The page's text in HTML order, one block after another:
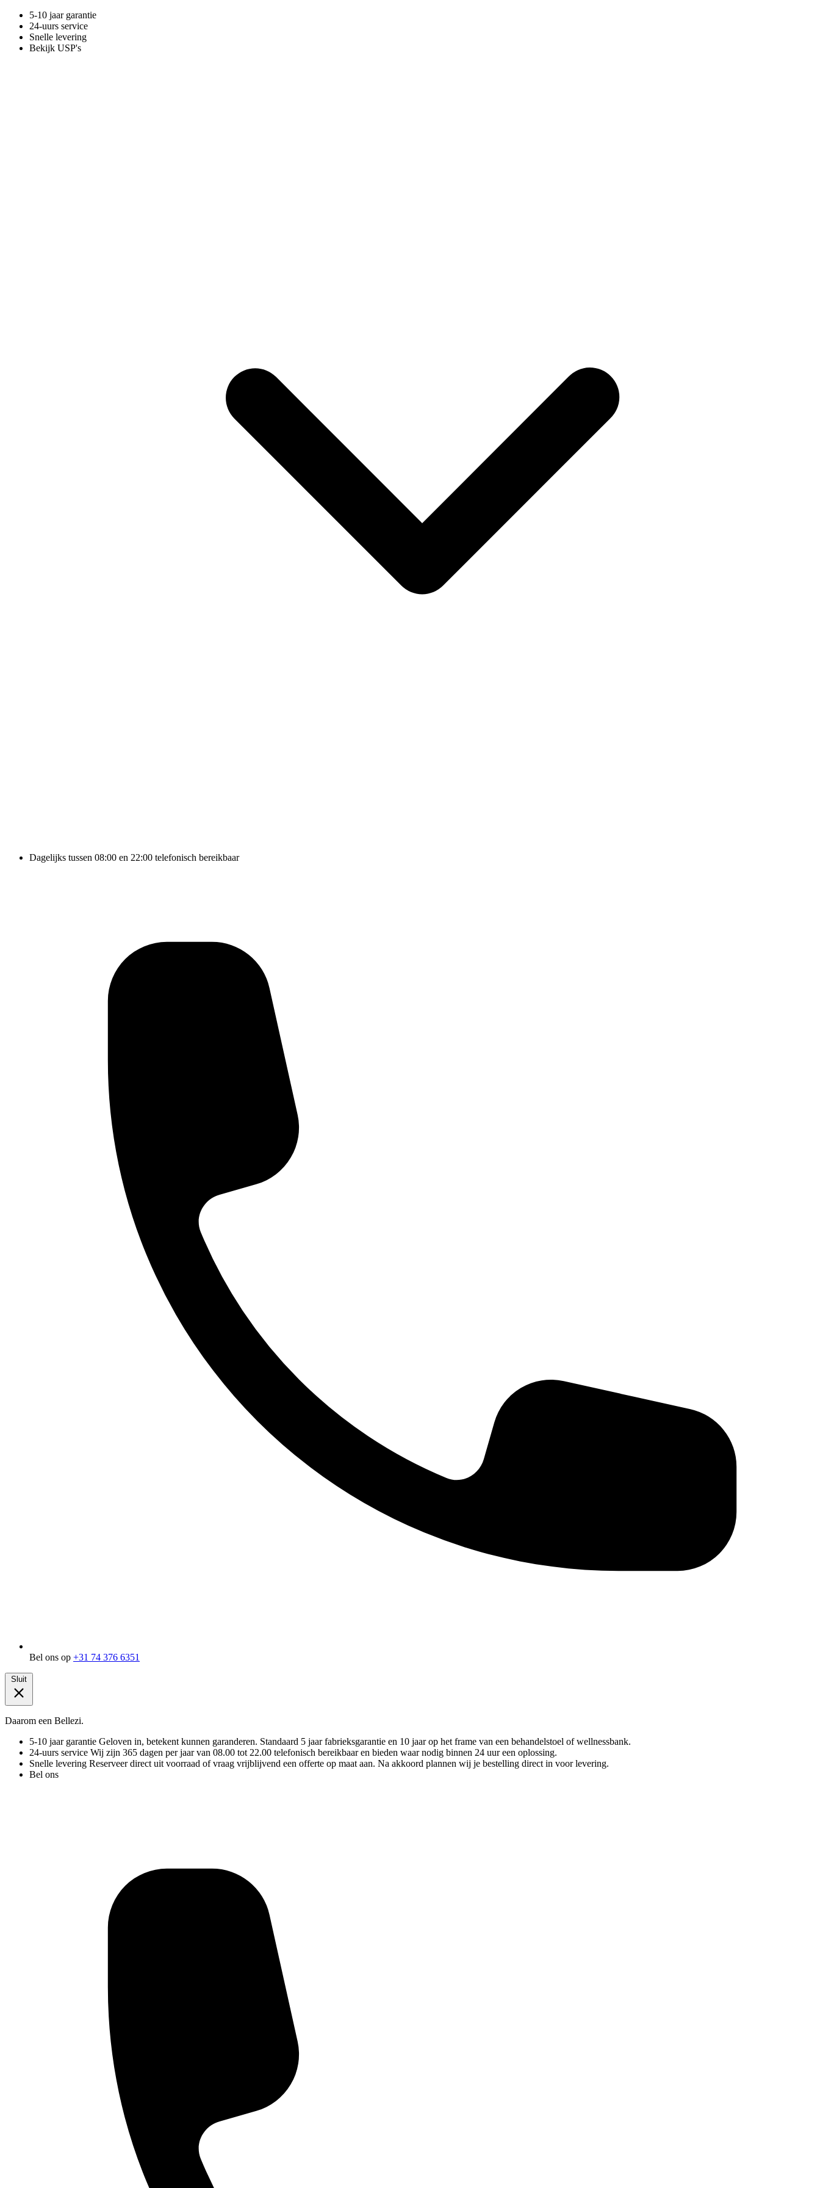
5-10 jaar garantie
24-uurs service
Snelle levering
Bekijk USP's
Dagelijks tussen 08:00 en 22:00 telefonisch bereikbaar
Bel ons op +31 74 376 6351
Sluit
Daarom een Bellezi.
5-10 jaar garantie Geloven in, betekent kunnen garanderen. Standaard 5 jaar fabrieksgarantie en 10 jaar op het frame van een behandelstoel of wellnessbank.
24-uurs service Wij zijn 365 dagen per jaar van 08.00 tot 22.00 telefonisch bereikbaar en bieden waar nodig binnen 24 uur een oplossing.
Snelle levering Reserveer direct uit voorraad of vraag vrijblijvend een offerte op maat aan. Na akkoord plannen wij je bestelling direct in voor levering.
Bel ons